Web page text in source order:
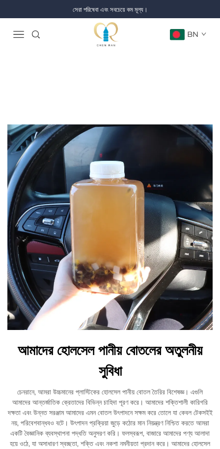
সেরা পরিষেবা এবং সবচেয়ে কম মূল্য।
BN
আমাদের হোলসেল পানীয় বোতলের অতুলনীয়
সুবিধা
চেনরানে, আমরা উচ্চমানের প্লাস্টিকের হোলসেল পানীয় বোতল তৈরির বিশেষজ্ঞ। এগুলি
আমাদের আন্তর্জাতিক ক্রেতাদের বিভিন্ন চাহিদা পূরণ করে। আমাদের শক্তিশালী কারিগরি
দক্ষতা এবং উন্নত সরঞ্জাম আমাদের এমন বোতল উৎপাদনে সক্ষম করে তোলে যা কেবল টেকসইই
নয়, পরিবেশবান্ধবও বটে। উৎপাদন প্রক্রিয়া জুড়ে কঠোর মান নিয়ন্ত্রণ নিশ্চিত করতে আমরা
একটি বৈজ্ঞানিক ব্যবস্থাপনা পদ্ধতি অনুসরণ করি। ফলস্বরূপ, বাজারে আমাদের পণ্য আলাদা
হয়ে ওঠে, যা অসাধারণ স্বচ্ছতা, শক্তি এবং নকশা নমনীয়তা প্রদান করে। আমাদের হোলসেল